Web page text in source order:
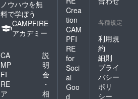
ノウハウを無
料で学ぼう
CAMPFIRE
アカデミー
CA
MP
FI
RE
ア
説
明
会
・
相
Crea
tion
CAM
PFI
RE
for
Soci
al
Goo
d
各種規定
利用規
約
細則
プライ
バシー
ポリ
シー